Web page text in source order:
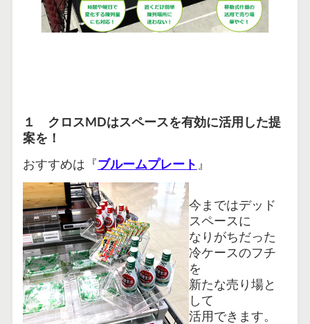
１ クロスMDはスペースを有効に活用した提
案を！
おすすめは『ブルームプレート 』
今まではデッド
スペースに
なりがちだった
冷ケースのフチ
を
新たな売り場と
して
活用できます。